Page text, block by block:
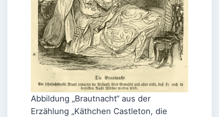
Abbildung „Brautnacht“ aus der
Erzählung „Käthchen Castleton, die